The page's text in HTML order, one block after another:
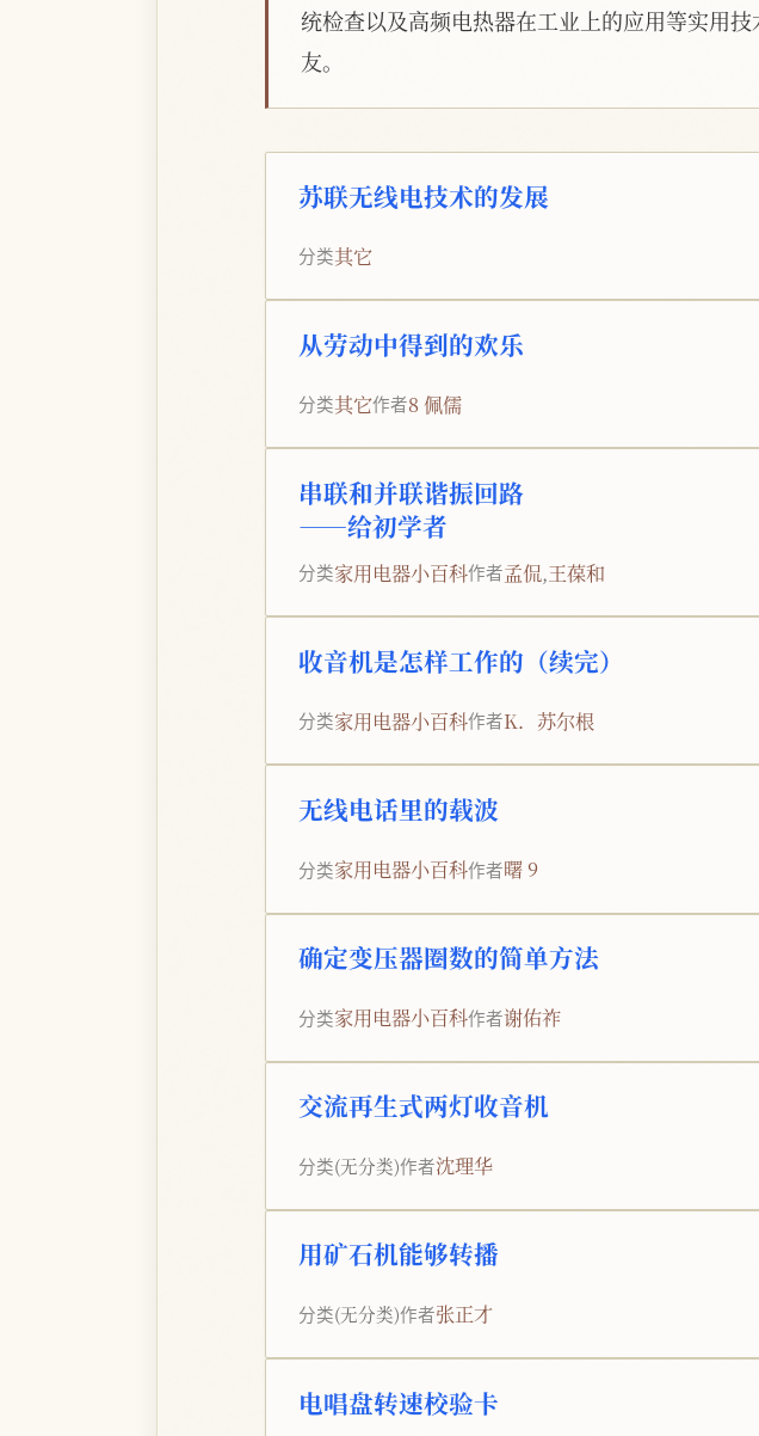
统检查以及高频电热器在工业上的应用等实用
友。
苏联无线电技术的发展
分类其它
从劳动中得到的欢乐
分类其它作者8 佩儒
串联和并联谐振回路
——给初学者
分类家用电器小百科作者孟侃,王葆和
收音机是怎样工作的（续完）
分类家用电器小百科作者K．苏尔根
无线电话里的载波
分类家用电器小百科作者曙 9
确定变压器圈数的简单方法
分类家用电器小百科作者谢佑祚
交流再生式两灯收音机
分类(无分类)作者沈理华
用矿石机能够转播
分类(无分类)作者张正才
电唱盘转速校验卡